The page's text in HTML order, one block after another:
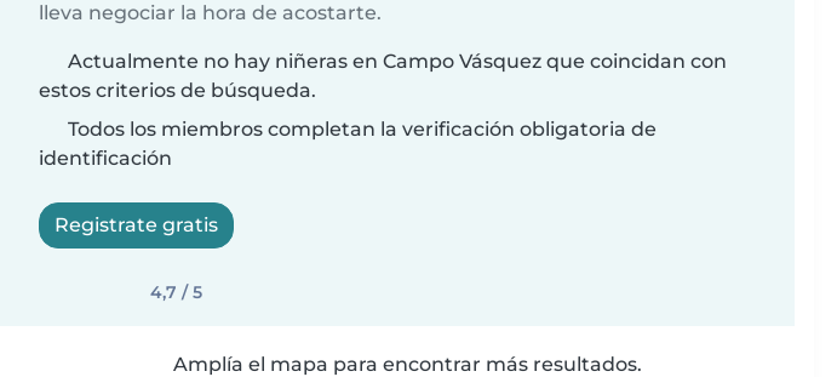
lleva negociar la hora de acostarte.
Actualmente no hay niñeras en Campo Vásquez que coincidan con
estos criterios de búsqueda.
Todos los miembros completan la verificación obligatoria de
identificación
Registrate gratis
4,7 / 5
Amplía el mapa para encontrar más resultados.